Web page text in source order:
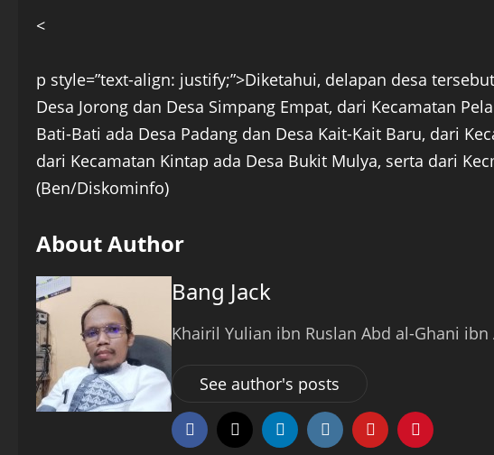
<
p style=”text-align: justify;”>Diketahui, delapan desa
Desa Jorong dan Desa Simpang Empat, dari Kecamatan
Bati-Bati ada Desa Padang dan Desa Kait-Kait Baru, dari
dari Kecamatan Kintap ada Desa Bukit Mulya, serta dari
(Ben/Diskominfo)
About Author
Bang Jack
Khairil Yulian ibn Ruslan Abd al-Ghani
See author's posts